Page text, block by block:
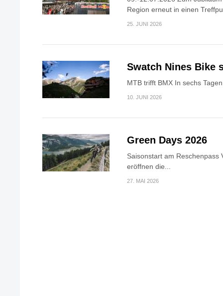
Region erneut in einen
25. JUNI 2026
Swatch Nines Bike
MTB trifft BMX In sechs
10. JUNI 2026
Green Days 2026
Saisonstart am Reschenpass
eröffnen die...
27. MAI 2026